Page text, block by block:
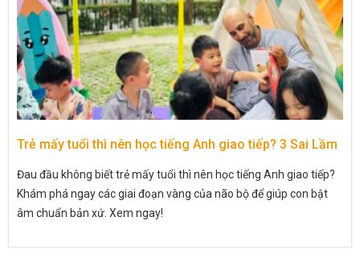
Trẻ mấy tuổi thì nên học tiếng Anh giao tiếp? 3 Sai Lầm
Đau đầu không biết trẻ mấy tuổi thì nên học tiếng Anh giao tiếp?
Khám phá ngay các giai đoạn vàng của não bộ để giúp con bật
âm chuẩn bản xứ. Xem ngay!